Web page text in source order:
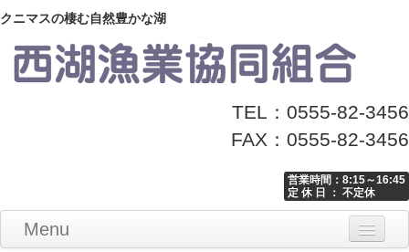
クニマスの棲む自然豊かな湖
TEL：0555-82-3456
FAX：0555-82-3456
営業時間：8:15～16:45
定 休 日 ： 不定休
Menu